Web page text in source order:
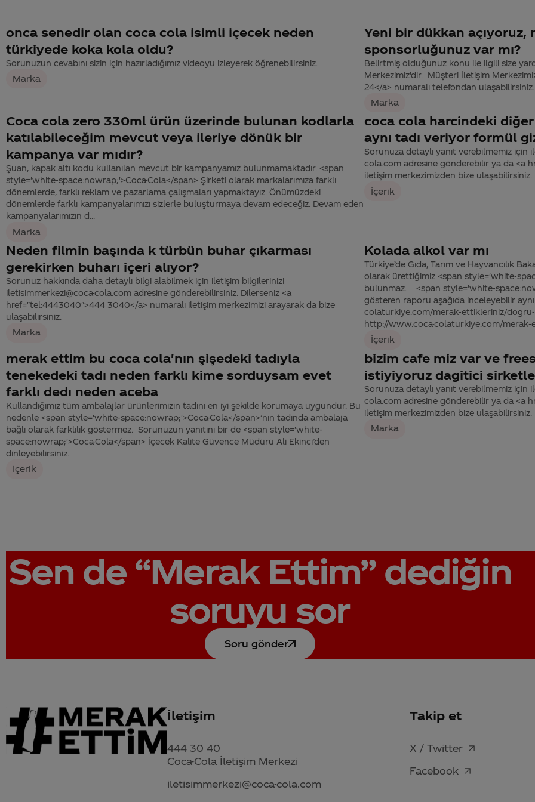
onca senedir olan coca cola isimli içecek neden
türkiyede koka kola oldu?
Sorunuzun cevabını sizin için hazırladığımız videoyu izleyerek öğrenebilirsiniz.
Marka
Yeni bir dükkan
sponsorluğunuz var mı?
Belirtmiş olduğunuz konu ile ilgili size
Merkezimiz'dir. Müşteri İletişim
24</a> numaralı telefondan ulaşabilirsiniz.
Marka
Coca cola zero 330ml ürün üzerinde bulunan kodlarla
katılabileceğim mevcut veya ileriye dönük bir
kampanya var mıdır?
Şuan, kapak altı kodu kullanılan mevcut bir kampanyamız bulunmamaktadır. <span
style='white-space:nowrap;'>Coca-Cola</span> Şirketi olarak markalarımıza farklı
dönemlerde, farklı reklam ve pazarlama çalışmaları yapmaktayız. Önümüzdeki
dönemlerde farklı kampanyalarımızı sizlerle buluşturmaya devam edeceğiz. Devam eden
kampanyalarımızın d...
Marka
coca cola harcindeki
aynı tadı veriyor formül
Sorunuza detaylı yanıt verebilmemiz için
cola.com adresine gönderebilir ya da <a
iletişim merkezimizden bize ulaşabilirsiniz.
İçerik
Neden filmin başında k türbün buhar çıkarması
gerekirken buharı içeri alıyor?
Sorunuz hakkında daha detaylı bilgi alabilmek için iletişim bilgilerinizi
iletisimmerkezi@coca-cola.com adresine gönderebilirsiniz. Dilerseniz <a
href="tel:4443040">444 3040</a> numaralı iletişim merkezimizi arayarak da bize
ulaşabilirsiniz.
Marka
Kolada alkol var mı
Türkiye’de Gıda, Tarım ve Hayvancılık
olarak ürettiğimiz <span style='white-
bulunmaz. <span style='white-
gösteren raporu aşağıda inceleyebilir
colaturkiye.com/merak-ettikleriniz/
http://www.coca-colaturkiye.com/
İçerik
merak ettim bu coca cola'nın şişedeki tadıyla
tenekedeki tadı neden farklı kime sorduysam evet
farklı dedı neden aceba
Kullandığımız tüm ambalajlar ürünlerimizin tadını en iyi şekilde korumaya uygundur. Bu
nedenle <span style='white-space:nowrap;'>Coca-Cola</span>’nın tadında ambalaja
bağlı olarak farklılık göstermez. Sorunuzun yanıtını bir de <span style='white-
space:nowrap;'>Coca-Cola</span> İçecek Kalite Güvence Müdürü Ali Ekinci’den
dinleyebilirsiniz.
İçerik
bizim cafe miz var ve
istiyiyoruz dagitici
Sorunuza detaylı yanıt verebilmemiz için
cola.com adresine gönderebilir ya da <a
iletişim merkezimizden bize ulaşabilirsiniz.
Marka
Sen de “Merak Ettim”dediğin
soruyu sor
Soru gönder
İletişim
444 30 40
Coca-Cola İletişim Merkezi
iletisimmerkezi@coca-cola.com
Takip et
X / Twitter
Facebook